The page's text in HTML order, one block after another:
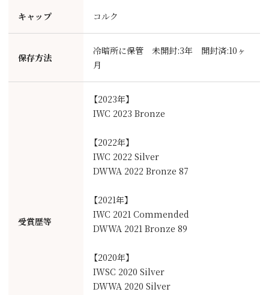
キャップ コルク
保存方法
冷暗所に保管 未開封:3年 開封済:10ヶ
月
受賞歴等
【2023年】
IWC 2023 Bronze
【2022年】
IWC 2022 Silver
DWWA 2022 Bronze 87
【2021年】
IWC 2021 Commended
DWWA 2021 Bronze 89
【2020年】
IWSC 2020 Silver
DWWA 2020 Silver